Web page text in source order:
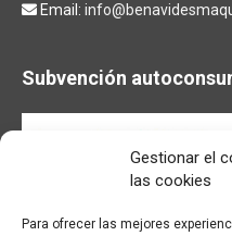
Gestionar el
las cookies
Para ofrecer las mejores
Email:
Subvención